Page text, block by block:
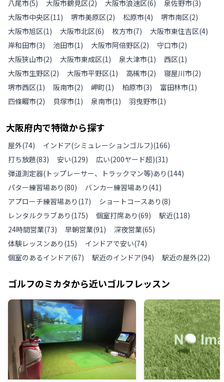
八尾市(5) 大阪市鶴見区(2) 大阪市浪速区(6) 泉佐野市(3)
大阪市中央区(11) 堺市美原区(2) 松原市(4) 堺市南区(2)
大阪市旭区(1) 大阪市北区(6) 枚方市(7) 大阪市東住吉区(4)
岸和田市(3) 池田市(1) 大阪市阿倍野区(2) 守口市(2)
大阪狭山市(2) 大阪市東成区(1) 泉大津市(1) 西区(1)
大阪市生野区(2) 大阪市平野区(1) 高槻市(2) 寝屋川市(2)
堺市西区(1) 阪南市(2) 岬町(1) 柏原市(3) 富田林市(1)
四條畷市(2) 貝塚市(1) 泉南市(1) 羽曳野市(1)
大阪府内で特徴から探す
屋外(74) インドア(シミュレーションゴルフ)(166)
打ち放題(83) 安い(129) 広い(200ヤード超)(31)
弾道測定器(トップレーサー、トラックマン等)あり (144)
パター練習場あり (80) バンカー練習場あり (41)
アプローチ練習場あり (17) ショートコースあり (8)
レンタルクラブあり (175) 個室打席あり (69) 駅近(118)
24時間営業(73) 早朝営業(91) 深夜営業(65)
体験レッスンあり (15) インドアで安い(74)
個室のあるインドア(67) 駅近のインドア(94) 駅近の屋外(22)
ゴルフのミカタから近いゴルフレッスン